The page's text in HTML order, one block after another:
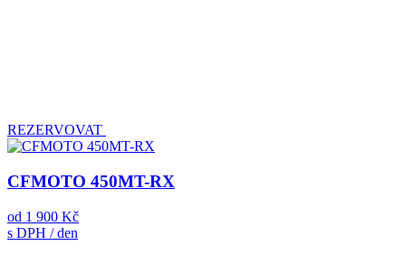
REZERVOVAT
CFMOTO 450MT-RX
od 1 900 Kč
s DPH / den